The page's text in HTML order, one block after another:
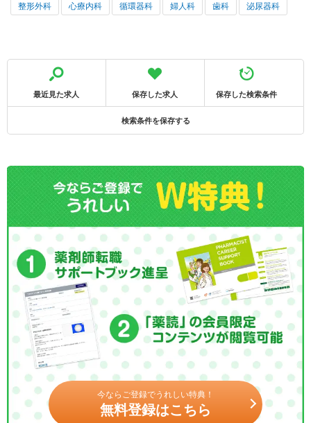
整形外科 心療内科 循環器科 婦人科 歯科 泌尿器科
最近見た求人 保存した求人 保存した検索条件
検索条件を保存する
今ならご登録でうれしい特典！
無料登録はこちら